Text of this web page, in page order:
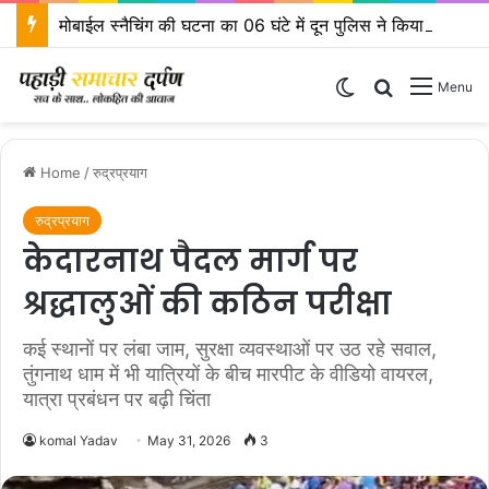
मोबाईल स्नैचिंग की घटना का 06 घंटे में दून पुलिस ने किया खुलासा
Menu
Search for
Switch skin
Home /रुद्रप्रयाग
रुद्रप्रयाग
केदारनाथ पैदल मार्ग पर
श्रद्धालुओं की कठिन परीक्षा
कई स्थानों पर लंबा जाम, सुरक्षा व्यवस्थाओं पर उठ रहे सवाल,
तुंगनाथ धाम में भी यात्रियों के बीच मारपीट के वीडियो वायरल,
यात्रा प्रबंधन पर बढ़ी चिंता
komal Yadav May 31, 2026 3